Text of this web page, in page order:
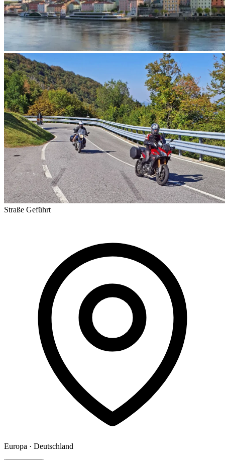
Straße Geführt
Europa · Deutschland